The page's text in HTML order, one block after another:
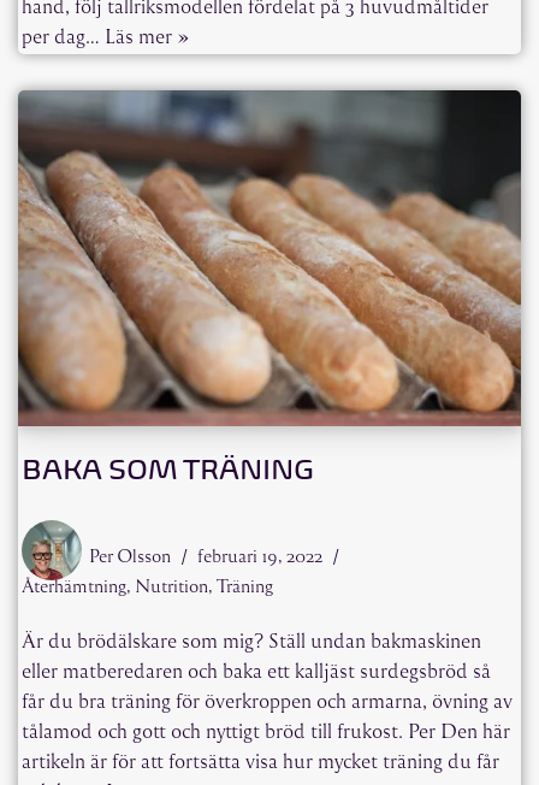
hand, följ tallriksmodellen fördelat på 3 huvudmåltider
per dag… Läs mer »
BAKA SOM TRÄNING
Per Olsson
februari 19, 2022
Återhämtning, Nutrition, Träning
Är du brödälskare som mig? Ställ undan bakmaskinen
eller matberedaren och baka ett kalljäst surdegsbröd så
får du bra träning för överkroppen och armarna, övning av
tålamod och gott och nyttigt bröd till frukost. Per Den här
artikeln är för att fortsätta visa hur mycket träning du får